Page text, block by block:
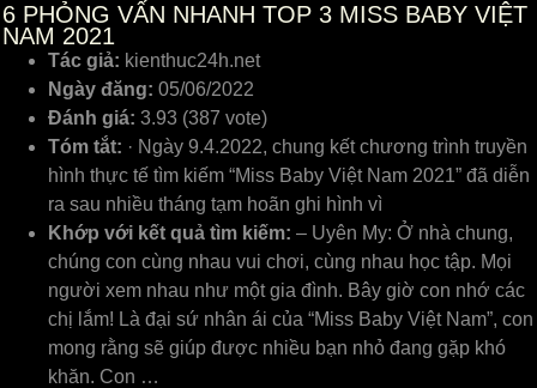
6 PHỎNG VẤN NHANH TOP 3 MISS BABY VIỆT
NAM 2021
Tác giả: kienthuc24h.net
Ngày đăng: 05/06/2022
Đánh giá: 3.93 (387 vote)
Tóm tắt: · Ngày 9.4.2022, chung kết chương trình truyền
hình thực tế tìm kiếm “Miss Baby Việt Nam 2021” đã diễn
ra sau nhiều tháng tạm hoãn ghi hình vì
Khớp với kết quả tìm kiếm: – Uyên My: Ở nhà chung,
chúng con cùng nhau vui chơi, cùng nhau học tập. Mọi
người xem nhau như một gia đình. Bây giờ con nhớ các
chị lắm! Là đại sứ nhân ái của “Miss Baby Việt Nam”, con
mong rằng sẽ giúp được nhiều bạn nhỏ đang gặp khó
khăn. Con …